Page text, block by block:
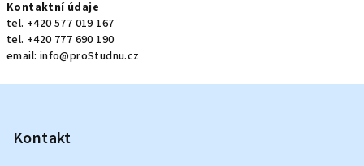
Kontaktní údaje
tel. +420 577 019 167
tel. +420 777 690 190
email: info@proStudnu.cz
Kontakt